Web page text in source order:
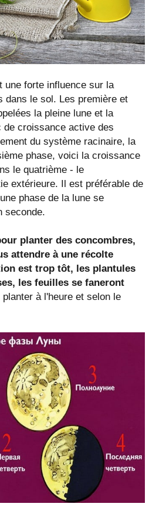
une forte influence sur la
dans le sol. Les première et
la pleine lune et la
de croissance active des
du système racinaire, la
phase, voici la croissance
le quatrième - le
extérieure. Il est préférable de
phase de la lune se
seconde.
planter des concombres,
attendre à une récolte
est trop tôt, les plantules
les feuilles se faneront
planter à l'heure et selon le